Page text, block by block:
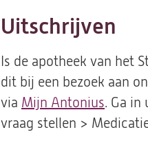
Uitschrijven
Is de apotheek van het
dit bij een bezoek aan
via Mijn Antonius. Ga in
vraag stellen >